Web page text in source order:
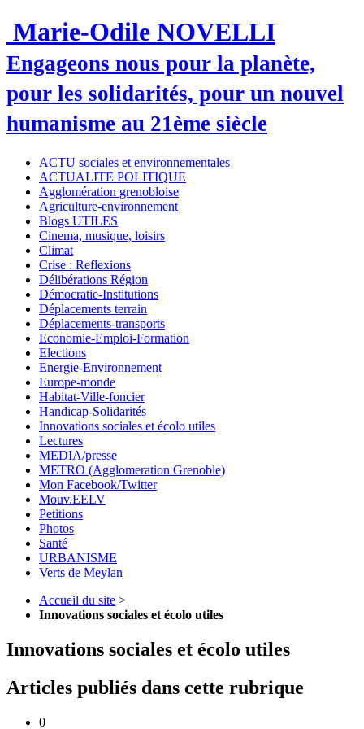
Marie-Odile NOVELLI
Engageons nous pour la planète,
pour les solidarités, pour un nouvel
humanisme au 21ème siècle
ACTU sociales et environnementales
ACTUALITE POLITIQUE
Agglomération grenobloise
Agriculture-environnement
Blogs UTILES
Cinema, musique, loisirs
Climat
Crise : Reflexions
Délibérations Région
Démocratie-Institutions
Déplacements terrain
Déplacements-transports
Economie-Emploi-Formation
Elections
Energie-Environnement
Europe-monde
Habitat-Ville-foncier
Handicap-Solidarités
Innovations sociales et écolo utiles
Lectures
MEDIA/presse
METRO (Agglomeration Grenoble)
Mon Facebook/Twitter
Mouv.EELV
Petitions
Photos
Santé
URBANISME
Verts de Meylan
Accueil du site >
Innovations sociales et écolo utiles
Innovations sociales et écolo utiles
Articles publiés dans cette rubrique
0